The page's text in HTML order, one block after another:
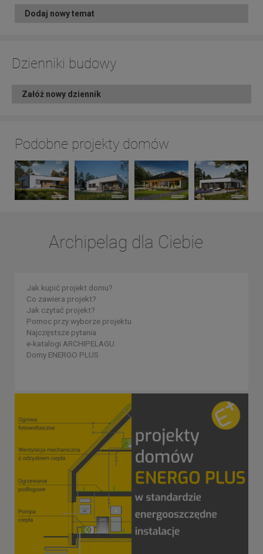
Dodaj nowy temat
Dzienniki budowy
Załóż nowy dziennik
Podobne projekty domów
Archipelag dla Ciebie
Jak kupić projekt domu?
Co zawiera projekt?
Jak czytać projekt?
Pomoc przy wyborze projektu
Najczęstsze pytania
e-katalogi ARCHIPELAGU
Domy ENERGO PLUS